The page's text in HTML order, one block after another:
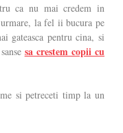
ca nu mai credem in
la fel ii bucura pe
gateasca pentru cina, si
sa crestem copii cu
si petreceti timp la un